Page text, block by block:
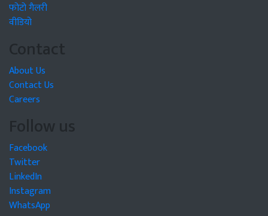
फोटो गैलरी
वीडियो
Contact
About Us
Contact Us
Careers
Follow us
Facebook
Twitter
LinkedIn
Instagram
WhatsApp